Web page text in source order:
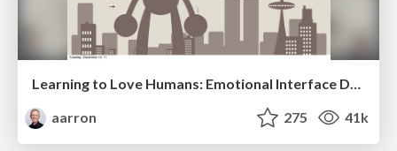
Learning to Love Humans: Emotional Interface Design
aarron
275 41k